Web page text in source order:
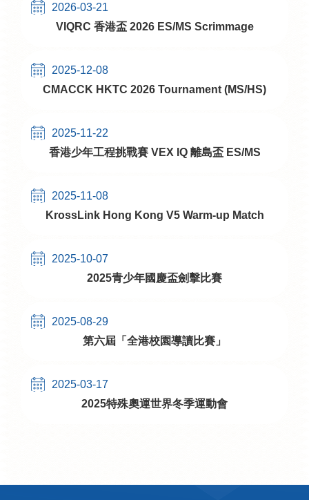
2026-03-21
VIQRC 香港盃 2026 ES/MS Scrimmage
2025-12-08
CMACCK HKTC 2026 Tournament (MS/HS)​
2025-11-22
香港少年工程挑戰賽 VEX IQ 離島盃​ ES/MS
2025-11-08
KrossLink Hong Kong V5 Warm-up Match
2025-10-07
2025青少年國慶盃劍擊比賽
2025-08-29
第六屆「全港校園導讀比賽」
2025-03-17
2025特殊奧運世界冬季運動會